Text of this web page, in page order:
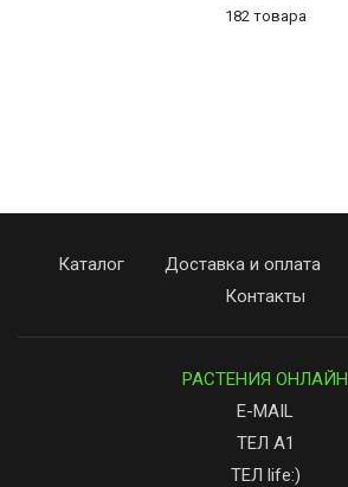
182 товара
Каталог Доставка и оплата
Контакты
РАСТЕНИЯ ОНЛАЙН
E-MAIL
ТЕЛ А1
ТЕЛ life:)